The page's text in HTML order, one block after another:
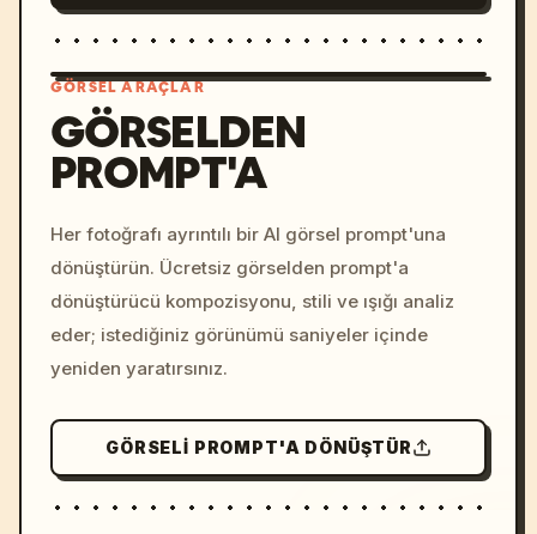
colors, 8k --v 6.0
GÖRSEL ARAÇLAR
GÖRSELDEN
PROMPT'A
Her fotoğrafı ayrıntılı bir AI görsel prompt'una
dönüştürün. Ücretsiz görselden prompt'a
dönüştürücü kompozisyonu, stili ve ışığı analiz
eder; istediğiniz görünümü saniyeler içinde
yeniden yaratırsınız.
GÖRSELI PROMPT'A DÖNÜŞTÜR